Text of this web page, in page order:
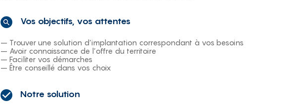
Vos objectifs, vos attentes
– Trouver une solution d’implantation correspondant à vos besoins
– Avoir connaissance de l’offre du territoire
– Faciliter vos démarches
– Être conseillé dans vos choix
Notre solution